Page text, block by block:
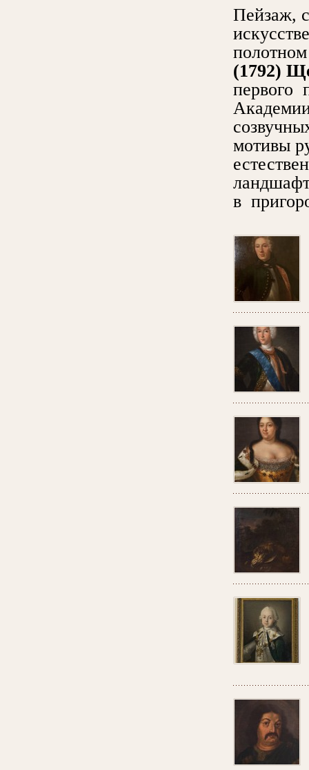
Пейзаж,
(1792)
первого
мотивы
в